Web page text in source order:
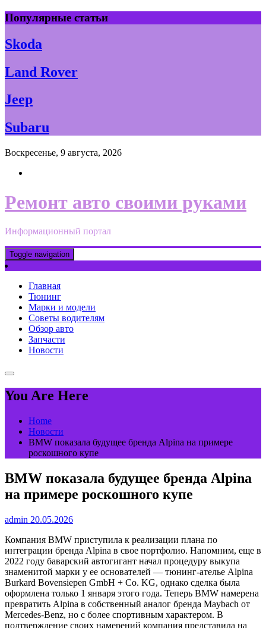
Skip
to
content
Популярные статьи
Skoda
Land Rover
Jeep
Subaru
Воскресенье, 9 августа, 2026
Ремонт авто своими руками
Информационный портал
Toggle navigation
Главная
Тюнинг
Марки и модели
Советы водителям
Обзор авто
Запчасти
Новости
You Are Here
Home
Новости
BMW показала будущее бренда Alpina на примере
роскошного купе
BMW показала будущее бренда Alpina
на примере роскошного купе
admin 20.05.2026
Компания BMW приступила к реализации плана по
интеграции бренда Alpina в свое портфолио. Напомним, еще в
2022 году баварский автогигант начал процедуру выкупа
знаменитой марки у ее основателей — тюнинг-ателье Alpina
Burkard Bovensiepen GmbH + Co. KG, однако сделка была
оформлена только 1 января этого года. Теперь BMW намерена
превратить Alpina в собственный аналог бренда Maybach от
Mercedes-Benz, но с более спортивным характером. В
подтверждение своих намерений компания представила на